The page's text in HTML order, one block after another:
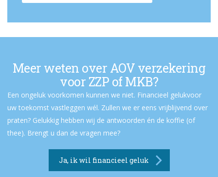
Meer weten over AOV verzekering
voor ZZP of MKB?
Een ongeluk voorkomen kunnen we niet. Financieel gelukvoor
uw toekomst vastleggen wél. Zullen we er eens vrijblijvend over
praten? Gelukkig hebben wij de antwoorden én de koffie (of
thee). Brengt u dan de vragen mee?
Ja, ik wil financieel geluk